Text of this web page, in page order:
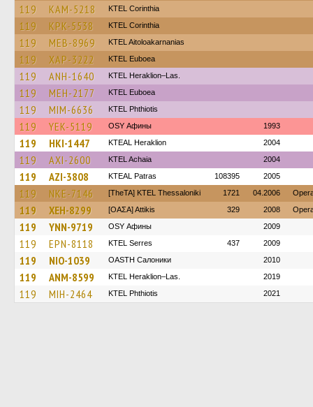
119 KAM-5218 KTEL Corinthia
119 KPK-5538 KTEL Corinthia
119 MEB-8969 KTEL Aitoloakarnanias
119 XAP-3222 ΚΤΕL Euboea
119 ANH-1640 KTEL Heraklion–Las.
119 MEH-2177 ΚΤΕL Euboea
119 MIM-6636 ΚΤΕL Phthiotis
119 YEK-5119 OSY Афины 1993
119 HKI-1447 KTEAL Heraklion 2004
119 AXI-2600 KTEL Achaia 2004
119 AZI-3808 KTEAL Patras 108395 2005
119 NKE-7146 [TheTA] KTEL Thessaloniki 1721 04.2006
119 XEH-8299 [ΟΑΣΑ] Αttikis 329 2008
119 YNN-9719 OSY Афины 2009
119 EPN-8118 KTEL Serres 437 2009
119 NIO-1039 OASTH Салоники 2010
119 ANM-8599 KTEL Heraklion–Las. 2019
119 MIH-2464 ΚΤΕL Phthiotis 2021